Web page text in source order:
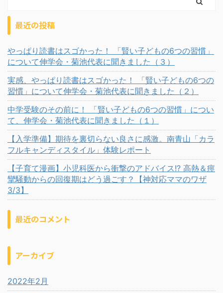
最近の投稿
やっぱり読書はスゴかった！ 「賢い子どもの6つの習慣」
について伸学会・菊池代表に聞きました（３）
実感、やっぱり読書はスゴかった！ 「賢い子どもの6つの
習慣」について伸学会・菊池代表に聞きました（２）
中学受験のその前に！ 「賢い子どもの6つの習慣」につい
て、伸学会・菊池代表に聞きました（１）
【入学準備】期待を裏切らない良さに感激。南青山「カラ
フルキャンディスタイル」体験レポート
【子育て漫画】小児科医から衝撃のアドバイス!? 高熱＆痙
攣騒動からの回復期はどう過ごす？【神対応ママのワザ
3/3】
最近のコメント
アーカイブ
2022年2月